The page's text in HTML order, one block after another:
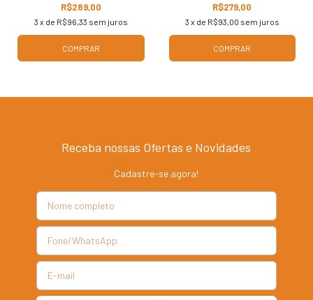
R$289,00
3 x de R$96,33 sem juros
COMPRAR
R$279,00
3 x de R$93,00 sem juros
COMPRAR
Receba nossas Ofertas e Novidades
Cadastre-se agora!